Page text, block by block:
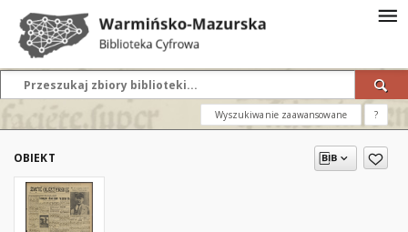
Wyszukiwanie zaawansowane ?
OBIEKT